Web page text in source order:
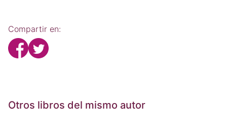
Compartir en:
Otros libros del mismo autor